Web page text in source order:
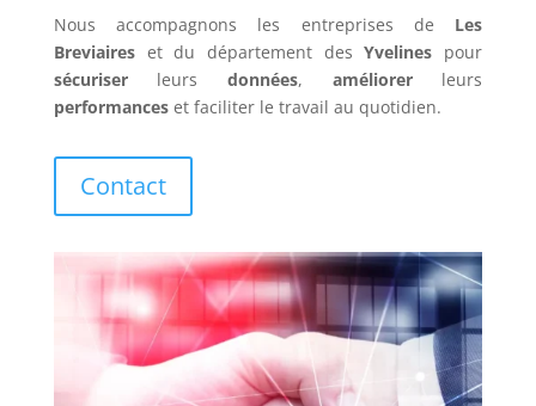
Nous accompagnons les entreprises de Les
Breviaireset du département desYvelines pour
sécuriserleurs données, améliorerleurs
performanceset faciliter le travail au quotidien.
Contact